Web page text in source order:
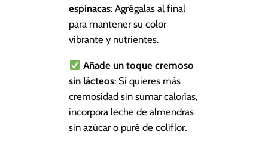
espinacas: Agrégalas al final
para mantener su color
vibrante y nutrientes.
Añade un toque cremoso
sin lácteos: Si quieres más
cremosidad sin sumar calorías,
incorpora leche de almendras
sin azúcar o puré de coliflor.